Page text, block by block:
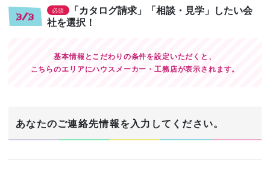
3/3
必須
「カタログ請求」「相談・見学」したい会
社を選択！
基本情報とこだわりの条件を設定いただくと、
こちらのエリアにハウスメーカー・工務店が表示されます。
あなたのご連絡先情報を入力してください。